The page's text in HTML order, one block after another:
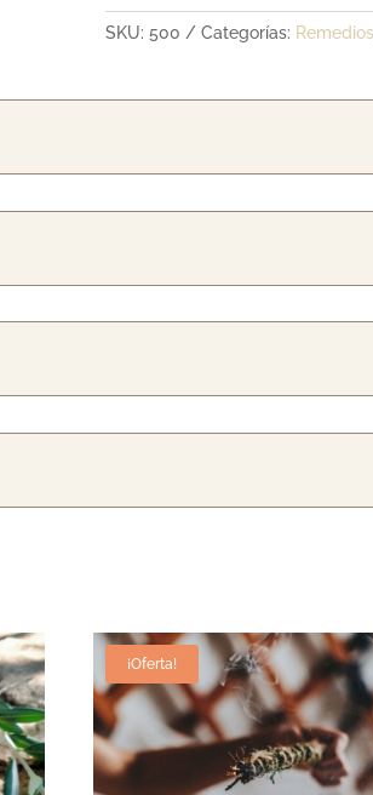
SKU: 500 Categorías: Remedios
¡Oferta!